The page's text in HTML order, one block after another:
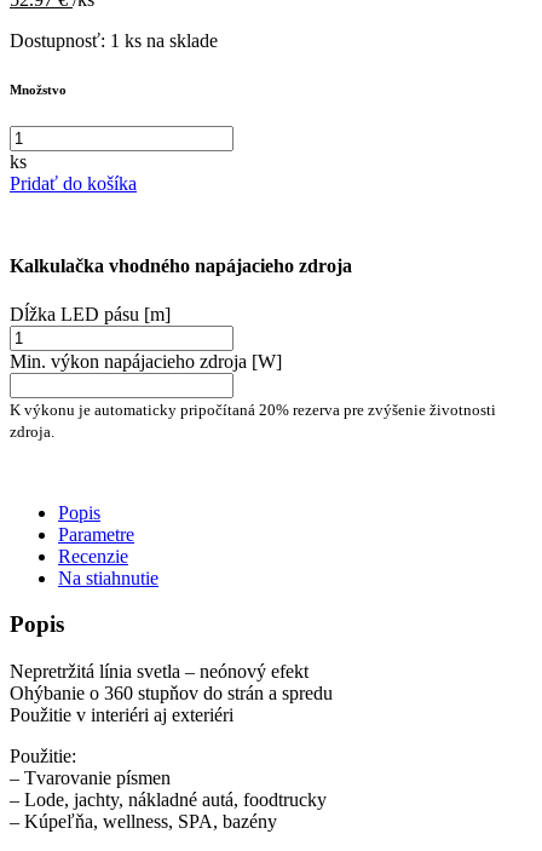
Dostupnosť: 1 ks na sklade
Množstvo
ks
Pridať do košíka
Kalkulačka vhodného napájacieho zdroja
Dĺžka LED pásu [m]
Min. výkon napájacieho zdroja [W]
K výkonu je automaticky pripočítaná 20% rezerva pre zvýšenie životnosti
zdroja.
Popis
Parametre
Recenzie
Na stiahnutie
Popis
Nepretržitá línia svetla – neónový efekt
Ohýbanie o 360 stupňov do strán a spredu
Použitie v interiéri aj exteriéri
Použitie:
– Tvarovanie písmen
– Lode, jachty, nákladné autá, foodtrucky
– Kúpeľňa, wellness, SPA, bazény